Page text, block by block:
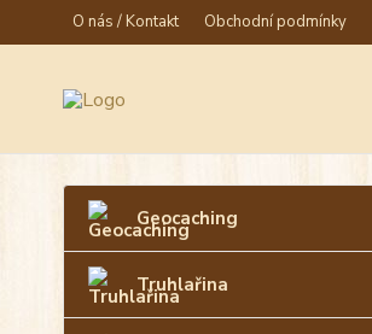
O nás / Kontakt Obchodní podmínky
Geocaching
Truhlařina